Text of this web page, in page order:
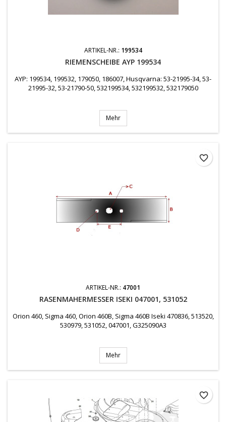
ARTIKEL-NR.: 199534
RIEMENSCHEIBE AYP 199534
AYP: 199534, 199532, 179050, 186007, Husqvarna: 53-21995-34, 53-
21995-32, 53-21790-50, 532199534, 532199532, 532179050
Mehr
ARTIKEL-NR.: 47001
RASENMAHERMESSER ISEKI 047001, 531052
Orion 460, Sigma 460, Orion 460B, Sigma 460B Iseki 470836, 513520,
530979, 531052, 047001, G325090A3
Mehr
favorite_border
favorite_border